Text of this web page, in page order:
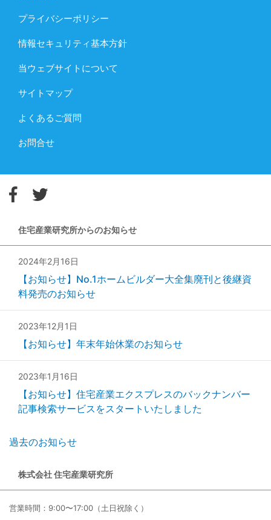
プライバシーポリシー
情報セキュリティ基本方針
当ウェブサイトについて
サイトマップ
よくあるご質問
お問合せ
住宅産業研究所からのお知らせ
2024年2月16日
【お知らせ】No.1ホームビルダー大全集廃刊と後継資
料発売のお知らせ
2023年12月1日
【お知らせ】年末年始休業のお知らせ
2023年1月16日
【お知らせ】住宅産業エクスプレスのバックナンバー
記事検索サービスをスタートいたしました
過去のお知らせ
株式会社 住宅産業研究所
営業時間：9:00〜17:00（土日祝除く）